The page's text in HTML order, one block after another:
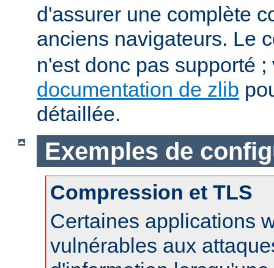
d'assurer une complète
anciens navigateurs. Le
n'est donc pas supporté
documentation de zlib
détaillée.
Exemples de
Compression et TLS
Certaines applications
vulnérables aux